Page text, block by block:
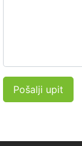
Pošalji upit